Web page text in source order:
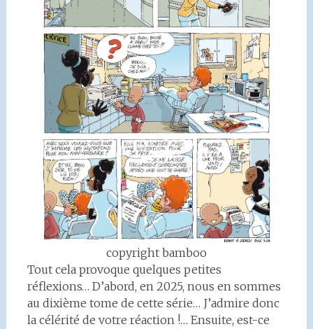
copyright bamboo
Tout cela provoque quelques petites
réflexions… D’abord, en 2025, nous en sommes
au dixième tome de cette série… J’admire donc
la célérité de votre réaction !… Ensuite, est-ce